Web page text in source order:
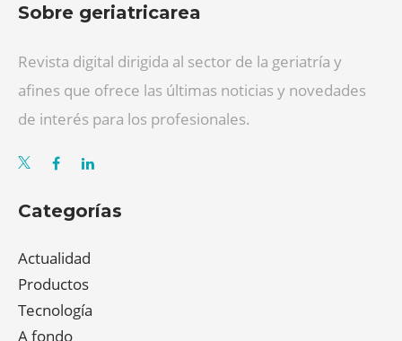
Sobre geriatricarea
Revista digital dirigida al sector de la geriatría y
afines que ofrece las últimas noticias y novedades
de interés para los profesionales.
Categorías
Actualidad
Productos
Tecnología
A fondo